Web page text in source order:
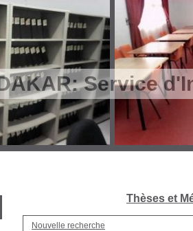
Service
Thèses et
Nouvelle recherche